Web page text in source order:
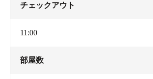
チェックアウト
11:00
部屋数